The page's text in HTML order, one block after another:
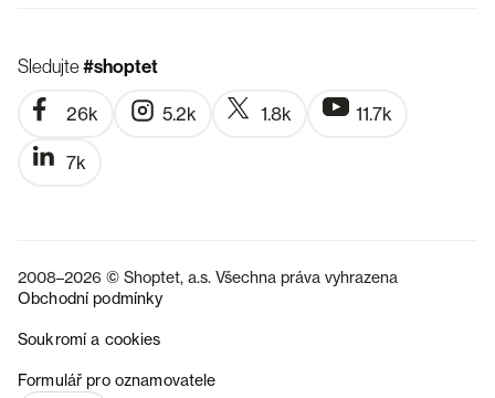
Sledujte#shoptet
26k 5.2k 1.8k 11.7k
7k
2008–2026 © Shoptet, a.s. Všechna práva vyhrazena
Obchodní podmínky
Soukromí a cookies
Formulář pro oznamovatele